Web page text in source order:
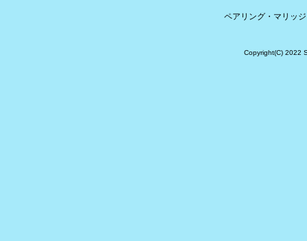
ペアリング・マリッ
Copyright(C) 2022